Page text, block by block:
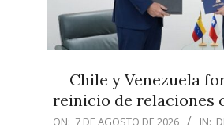
Chile y Venezuela
reinicio de relaciones
2026-
ON: 7 DE AGOSTO DE 2026 IN: